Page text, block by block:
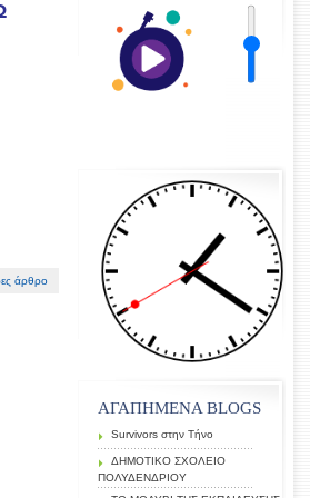
άρθρο
ΑΓΑΠΗΜΕΝΑ ΒLOGS
Survivors στην Τήνο
ΔΗΜΟΤΙΚΟ ΣΧΟΛΕΙΟ
ΠΟΛΥΔΕΝΔΡΙΟΥ